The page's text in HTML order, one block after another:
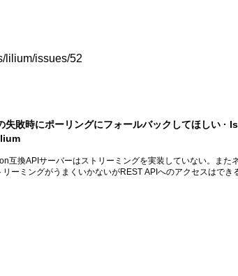
lilium/issues/52
失敗時にポーリングにフォールバックしてほしい ·
互換APIサーバーはストリーミングを実装していない。また
ーミングがうまくいかないがREST APIへのアクセスはでき
API によるポー...